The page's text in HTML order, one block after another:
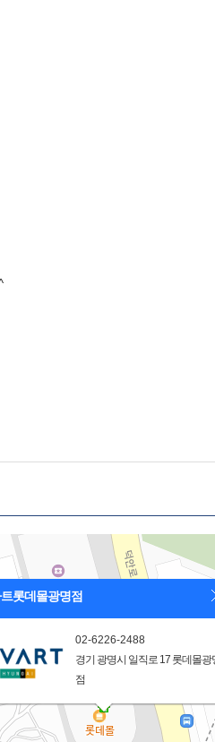
롯데몰광명점
02-6226-2488
경기 광명시 일직로 17 롯데몰광
점